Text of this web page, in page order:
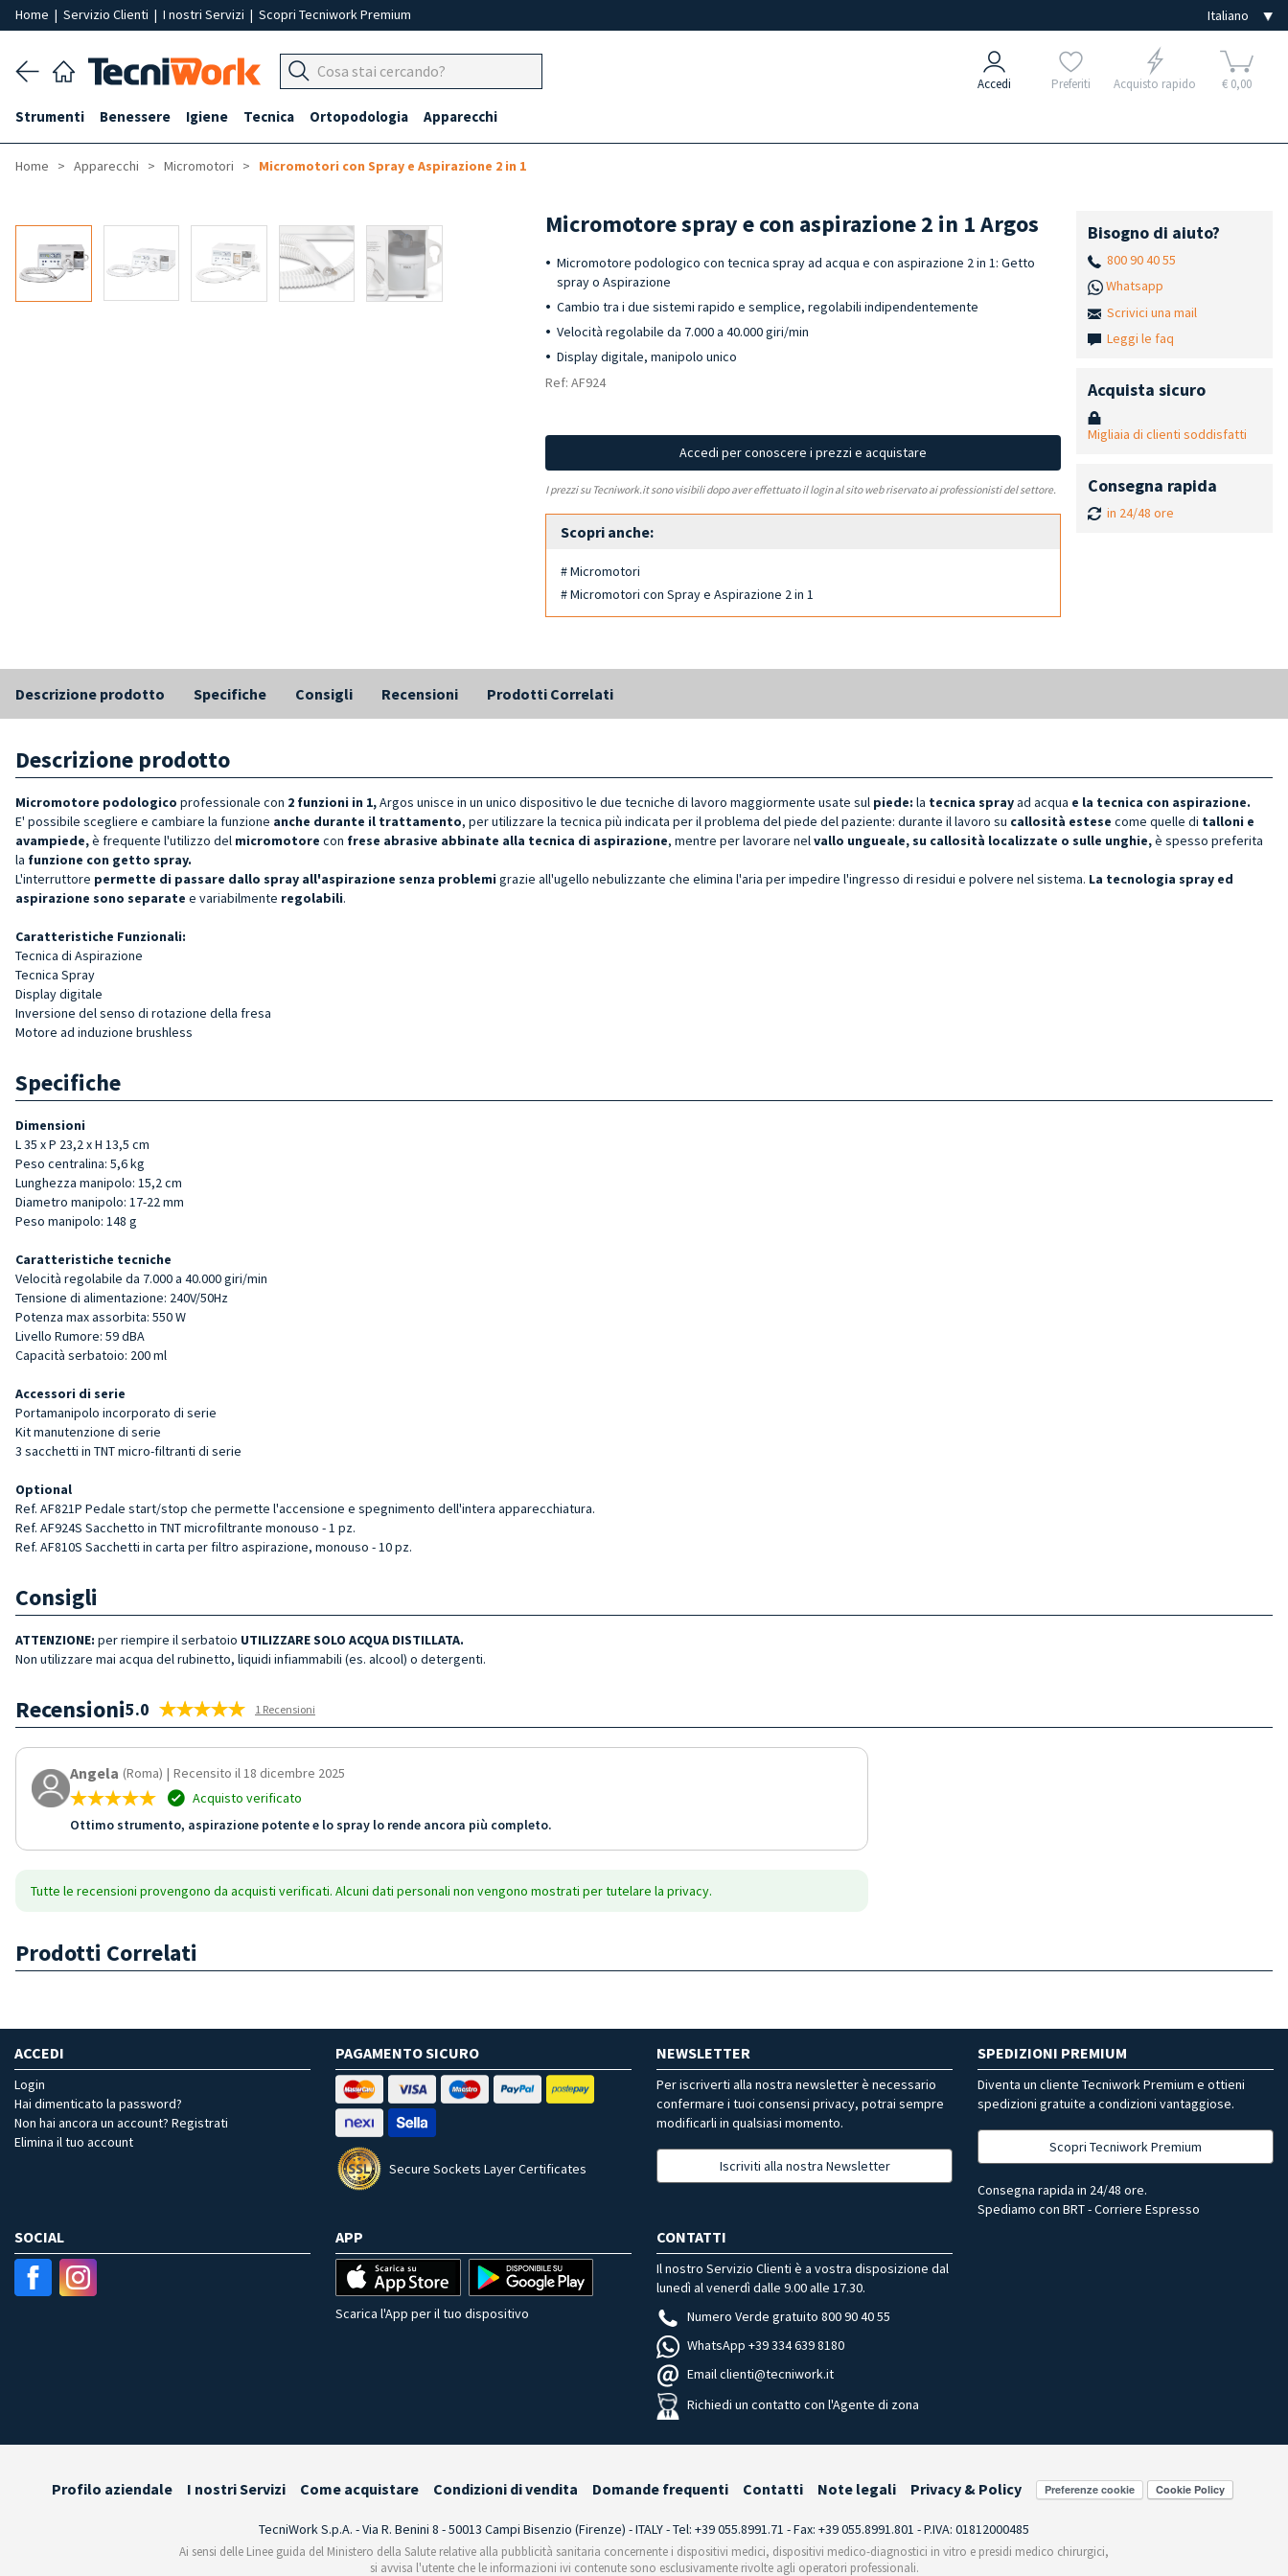
Home | Servizio Clienti | I nostri Servizi | Scopri Tecniwork Premium
Accedi Preferiti Acquisto rapido € 0,00
Strumenti Benessere Igiene Tecnica Ortopodologia Apparecchi
Home Apparecchi Micromotori Micromotori con Spray e Aspirazione 2 in 1
Micromotore spray e con aspirazione 2 in 1 Argos
Micromotore podologico con tecnica spray ad acqua e con aspirazione 2 in 1: Getto
spray o Aspirazione
Cambio tra i due sistemi rapido e semplice, regolabili indipendentemente
Velocità regolabile da 7.000 a 40.000 giri/min
Display digitale, manipolo unico
Ref: AF924
Accedi per conoscere i prezzi e acquistare
I prezzi su Tecniwork.it sono visibili dopo aver effettuato il login al sito web riservato ai professionisti del settore.
Scopri anche:
# Micromotori
# Micromotori con Spray e Aspirazione 2 in 1
Bisogno di aiuto?
800 90 40 55
Whatsapp
Scrivici una mail
Leggi le faq
Acquista sicuro
Migliaia di clienti soddisfatti
Consegna rapida
in 24/48 ore
Descrizione prodotto Specifiche Consigli Recensioni Prodotti Correlati
Descrizione prodotto
Micromotore podologico professionale con 2 funzioni in 1,Argos unisce in un unico dispositivo le due tecniche di lavoro maggiormente usate sul piede: la tecnica sprayad acqua e la tecnica con aspirazione.
E' possibile scegliere e cambiare la funzione anche durante il trattamento, per utilizzare la tecnica più indicata per il problema del piede del paziente: durante il lavoro su callosità estese come quelle di talloni e
avampiede,è frequente l'utilizzo del micromotore con frese abrasive abbinate alla tecnica di aspirazione, mentre per lavorare nelvallo ungueale, su callosità localizzate o sulle unghie,è spesso preferita
la funzione con getto spray.
L'interruttore permette di passare dallo spray all'aspirazione senza problemi grazie all'ugello nebulizzante che elimina l'aria per impedire l'ingresso di residui e polvere nel sistema. La tecnologia spray ed
aspirazione sono separate e variabilmente regolabili.
Caratteristiche Funzionali:
Tecnica di Aspirazione
Tecnica Spray
Display digitale
Inversione del senso di rotazione della fresa
Motore ad induzione brushless
Specifiche
Dimensioni
L 35 x P 23,2 x H 13,5 cm
Peso centralina: 5,6 kg
Lunghezza manipolo: 15,2 cm
Diametro manipolo: 17-22 mm
Peso manipolo: 148 g
Caratteristiche tecniche
Velocità regolabile da 7.000 a 40.000 giri/min
Tensione di alimentazione: 240V/50Hz
Potenza max assorbita: 550 W
Livello Rumore: 59 dBA
Capacità serbatoio: 200 ml
Accessori di serie
Portamanipolo incorporato di serie
Kit manutenzione di serie
3 sacchetti in TNT micro-filtranti di serie
Optional
Ref. AF821P Pedale start/stop che permette l'accensione e spegnimento dell'intera apparecchiatura.
Ref. AF924S Sacchetto in TNT microfiltrante monouso - 1 pz.
Ref. AF810S Sacchetti in carta per filtro aspirazione, monouso - 10 pz.
Consigli
ATTENZIONE: per riempire il serbatoio UTILIZZARE SOLO ACQUA DISTILLATA.
Non utilizzare mai acqua del rubinetto, liquidi infiammabili (es. alcool) o detergenti.
Recensioni5.0 1 Recensioni
Angela (Roma) | Recensito il 18 dicembre 2025
Acquisto verificato
Ottimo strumento, aspirazione potente e lo spray lo rende ancora più completo.
Tutte le recensioni provengono da acquisti verificati. Alcuni dati personali non vengono mostrati per tutelare la privacy.
Prodotti Correlati
ACCEDI
Login
Hai dimenticato la password?
Non hai ancora un account? Registrati
Elimina il tuo account
PAGAMENTO SICURO
Secure Sockets Layer Certificates
NEWSLETTER
Per iscriverti alla nostra newsletter è necessario
confermare i tuoi consensi privacy, potrai sempre
modificarli in qualsiasi momento.
Iscriviti alla nostra Newsletter
SPEDIZIONI PREMIUM
Diventa un cliente Tecniwork Premium e ottieni
spedizioni gratuite a condizioni vantaggiose.
Scopri Tecniwork Premium
Consegna rapida in 24/48 ore.
Spediamo con BRT - Corriere Espresso
SOCIAL APP
Scarica l'App per il tuo dispositivo
CONTATTI
Il nostro Servizio Clienti è a vostra disposizione dal
lunedì al venerdì dalle 9.00 alle 17.30.
Numero Verde gratuito 800 90 40 55
WhatsApp +39 334 639 8180
Email clienti@tecniwork.it
Richiedi un contatto con l'Agente di zona
Profilo aziendale I nostri Servizi Come acquistare Condizioni di vendita Domande frequenti Contatti Note legali Privacy & Policy Preferenze cookie
TecniWork S.p.A. - Via R. Benini 8 - 50013 Campi Bisenzio (Firenze) - ITALY - Tel: +39 055.8991.71 - Fax: +39 055.8991.801 - P.IVA: 01812000485
Ai sensi delle Linee guida del Ministero della Salute relative alla pubblicità sanitaria concernente i dispositivi medici, dispositivi medico-diagnostici in vitro e presidi medico chirurgici,
si avvisa l'utente che le informazioni ivi contenute sono esclusivamente rivolte agli operatori professionali.